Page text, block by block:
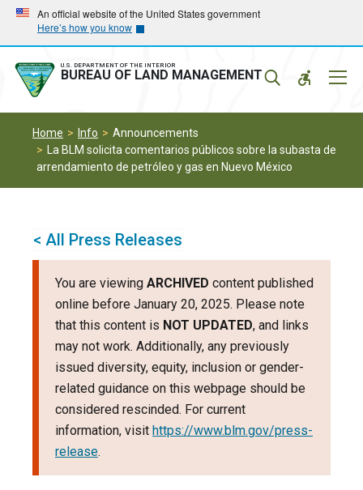
Skip
main
navigation
Skip
main
content
An official website of the United States government
Here’s how you know
U.S. DEPARTMENT OF THE INTERIOR
BUREAU OF LAND MANAGEMENT
Home Info
Announcements
La BLM solicita comentarios públicos sobre la subasta de
arrendamiento de petróleo y gas en Nuevo México
< All Press Releases
You are viewing ARCHIVED content published
online before January 20, 2025. Please note
that this content is NOT UPDATED, and links
may not work. Additionally, any previously
issued diversity, equity, inclusion or gender-
related guidance on this webpage should be
considered rescinded. For current
information, visit https://www.blm.gov/press-
release.